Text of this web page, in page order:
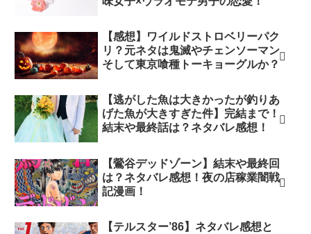
【感想】ワイルドストロベリーパク
リ？元ネタは鬼滅やチェンソーマン
そして東京喰種トーキョーグルか？
【逃がした魚は大きかったが釣りあ
げた魚が大きすぎた件】完結まで！
結末や最終話は？ネタバレ感想！
【鶯谷デッドゾーン】結末や最終回
は？ネタバレ感想！夜の店稼業闇戦
記漫画！
【テルスター’86】ネタバレ感想と